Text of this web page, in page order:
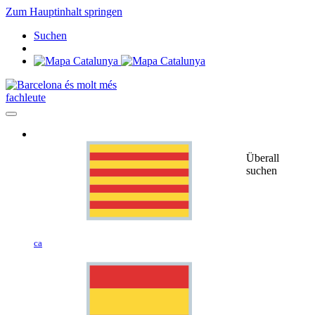
Zum Hauptinhalt springen
Suchen
fachleute
ca
Überall
suchen